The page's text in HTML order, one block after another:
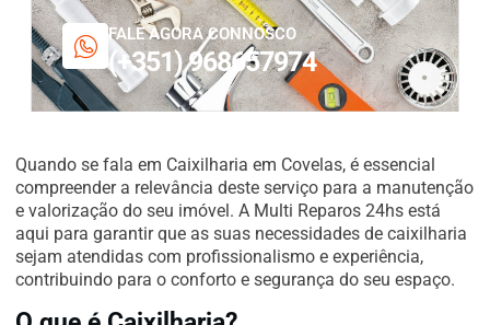
FALE AGORA CONNOSCO
(+351) 968657974
Quando se fala em Caixilharia em Covelas, é essencial
compreender a relevância deste serviço para a manutenção
e valorização do seu imóvel. A Multi Reparos 24hs está
aqui para garantir que as suas necessidades de caixilharia
sejam atendidas com profissionalismo e experiência,
contribuindo para o conforto e segurança do seu espaço.